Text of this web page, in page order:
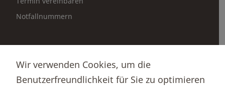
Notfallnummern
Wir verwenden Cookies, um die
Benutzerfreundlichkeit für Sie zu optimieren